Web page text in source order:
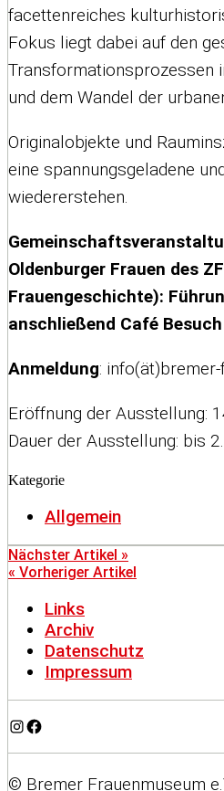
facettenreiches
Fokus liegt dabei auf den
Transformationsprozessen
und dem Wandel der
Originalobjekte und
eine spannungsgeladene
wiedererstehen.
Oldenburger Frauen des
Frauengeschichte):
anschließend Café
Anmeldung:
Eröffnung der Ausstellung:
Dauer der Ausstellung: bis
Kategorie
Allgemein
Nächster Artikel »
« Vorheriger Artikel
Links
Archiv
Datenschutz
Impressum
Instagram
Facebook
© Bremer Frauenmuseum